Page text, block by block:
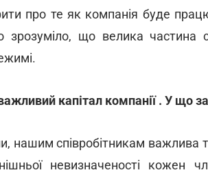
про те як компанія буде
зрозуміло, що велика частина
капітал компанії . У що
нашим співробітникам
невизначеності кожен